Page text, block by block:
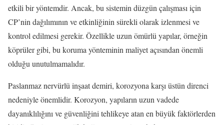
etkili bir yöntemdir. Ancak, bu sistemin düzgün çalışması için
CP’nin dağılımının ve etkinliğinin sürekli olarak izlenmesi ve
kontrol edilmesi gerekir. Özellikle uzun ömürlü yapılar, örneğin
köprüler gibi, bu koruma yönteminin maliyet açısından önemli
olduğu unutulmamalıdır.
Paslanmaz nervürlü inşaat demiri, korozyona karşı üstün direnci
nedeniyle önemlidir. Korozyon, yapıların uzun vadede
dayanıklılığını ve güvenliğini tehlikeye atan en büyük faktörlerden